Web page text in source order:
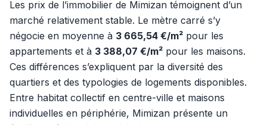
Les prix de l’immobilier de Mimizan témoignent d’un
marché relativement stable. Le mètre carré s’y
négocie en moyenne à 3 665,54 €/m² pour les
appartements et à 3 388,07 €/m² pour les maisons.
Ces différences s’expliquent par la diversité des
quartiers et des typologies de logements disponibles.
Entre habitat collectif en centre-ville et maisons
individuelles en périphérie, Mimizan présente un